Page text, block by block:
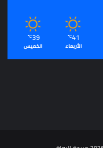
41
℃
الأربعاء
39
℃
الخميس